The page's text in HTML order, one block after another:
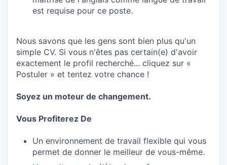
est requise pour ce poste.
Nous savons que les gens sont bien plus qu'un
simple CV. Si vous n'êtes pas certain(e) d'avoir
exactement le profil recherché... cliquez sur «
Postuler » et tentez votre chance !
Soyez un moteur de changement.
Vous Profiterez De
Un environnement de travail flexible qui vous
permet de donner le meilleur de vous-même.